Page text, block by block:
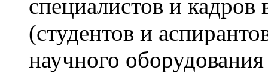
специалистов и
(студентов и
научного